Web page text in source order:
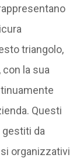
triangolo,
la sua
Questi
da
organizzativi